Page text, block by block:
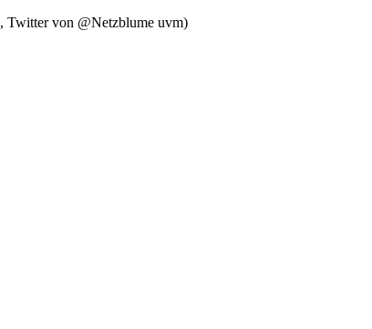
, Twitter von @Netzblume uvm)